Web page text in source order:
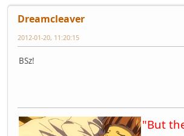
Dreamcleaver
2012-01-20, 11:20:15
BSz!
"But